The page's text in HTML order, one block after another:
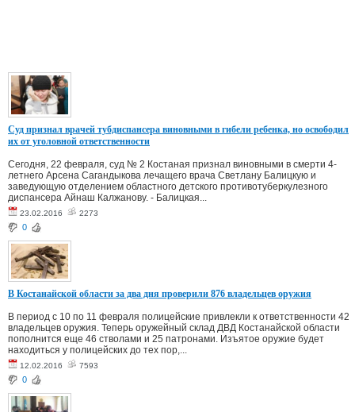
Суд признал врачей тубдиспансера виновными в гибели ребенка, но освободил
их от уголовной ответственности
Сегодня, 22 февраля, суд № 2 Костаная признал виновными в смерти 4-
летнего Арсена Сагандыкова лечащего врача Светлану Балицкую и
заведующую отделением областного детского противотуберкулезного
диспансера Айнаш Калжанову. - Балицкая...
23.02.2016 2273
0
В Костанайской области за два дня проверили 876 владельцев оружия
В период с 10 по 11 февраля полицейские привлекли к ответственности 42
владельцев оружия. Теперь оружейный склад ДВД Костанайской области
пополнится еще 46 стволами и 25 патронами. Изъятое оружие будет
находиться у полицейских до тех пор,...
12.02.2016 7593
0